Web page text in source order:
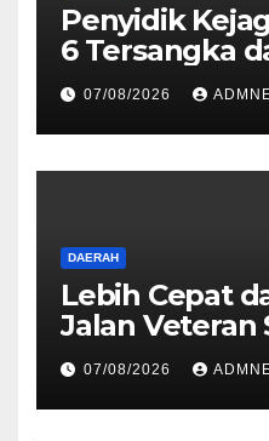
Penyidik
6 Tersangka
Bukti Perkara
PETRAL, PES
Kejari Jakarta
07/08/2026
DAERAH
Lebih Cepat
Jalan Veteran
Dibuka
07/08/2026